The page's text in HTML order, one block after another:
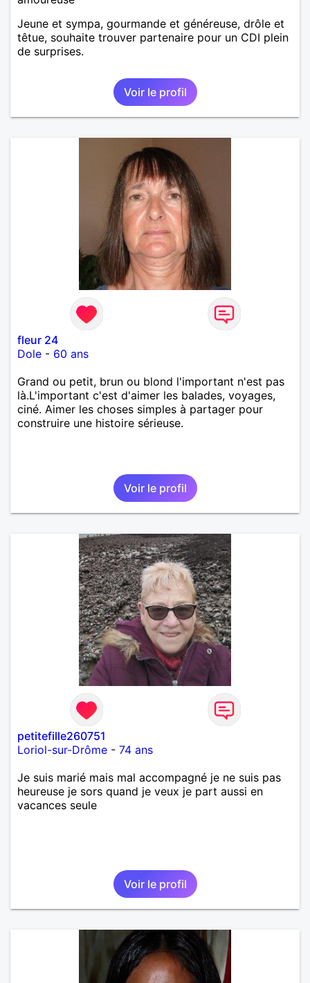
Jeune et sympa, gourmande et généreuse, drôle et
têtue, souhaite trouver partenaire pour un CDI plein
de surprises.
Voir le profil
fleur 24
Dole - 60 ans
Grand ou petit, brun ou blond l'important n'est pas
là.L'important c'est d'aimer les balades, voyages,
ciné. Aimer les choses simples à partager pour
construire une histoire sérieuse.
Voir le profil
petitefille260751
Loriol-sur-Drôme - 74 ans
Je suis marié mais mal accompagné je ne suis pas
heureuse je sors quand je veux je part aussi en
vacances seule
Voir le profil